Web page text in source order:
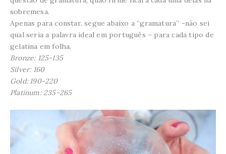
sobremesa.
Apenas para constar, segue abaixo a “gramatura” -não sei
qual seria a palavra ideal em português – para cada tipo de
gelatina em folha.
Bronze: 125-135
Silver: 160
Gold: 190-220
Platinum: 235-265